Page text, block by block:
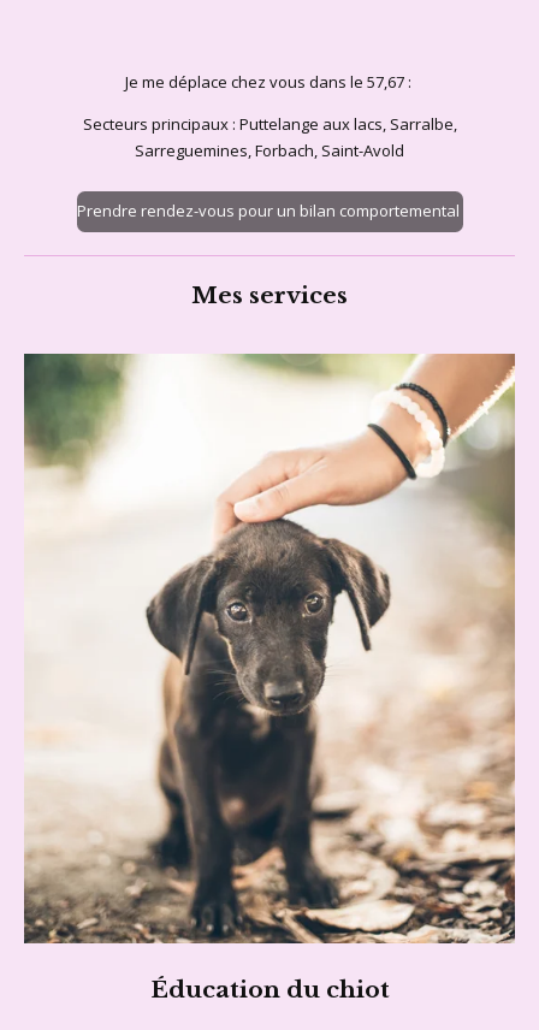
Je me déplace chez vous dans le 57,67 :
Secteurs principaux : Puttelange aux lacs, Sarralbe,
Sarreguemines, Forbach, Saint-Avold
Prendre rendez-vous pour un bilan comportemental
Mes services
Éducation du chiot